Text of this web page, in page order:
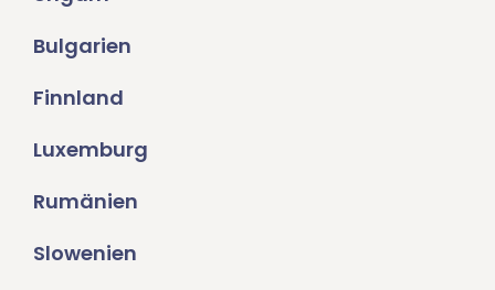
Bulgarien
Finnland
Luxemburg
Rumänien
Slowenien